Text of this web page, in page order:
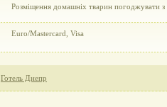
Розміщення домашніх тварин погоджувати з
Euro/Mastercard, Visa
Готель Днепр